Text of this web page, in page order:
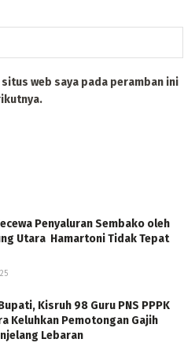
web saya pada peramban ini
Penyaluran Sembako oleh
Utara Hamartoni Tidak Tepat
Kisruh 98 Guru PNS PPPK
Keluhkan Pemotongan Gajih
Lebaran